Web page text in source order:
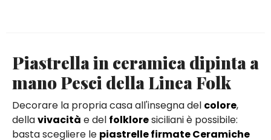
Piastrella in ceramica dipinta a
mano Pesci della Linea Folk
Decorare la propria casa all'insegna del colore,
dellavivacità e del folkloresiciliani è possibile:
basta scegliere le piastrelle firmate Ceramiche